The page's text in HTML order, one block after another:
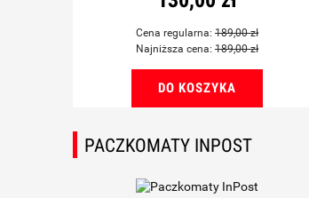
Cena regularna: 189,00 zł
Najniższa cena: 189,00 zł
DO KOSZYKA
PACZKOMATY INPOST